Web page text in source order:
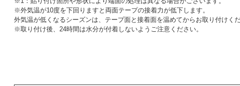
※外気温が10度を下回りますと両面テープの接着力が低下します。
外気温が低くなるシーズンは、テープ面と接着面を温めてからお取り付けくだ
※取り付け後、24時間は水分が付着しないようご注意ください。